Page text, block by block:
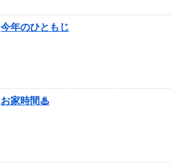
今年のひともじ
お家時間♨